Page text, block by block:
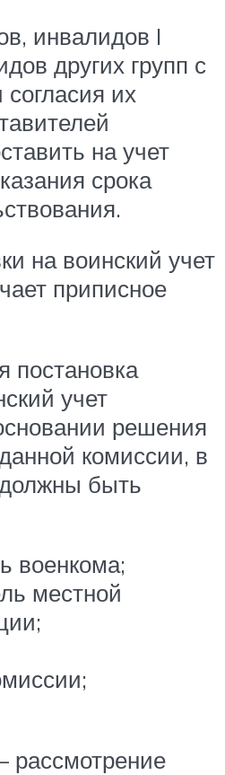
инвалидов I
других групп с
согласия их
на учет
срока
на воинский учет
приписное
постановка
учет
решения
комиссии, в
должны быть
военкома;
местной
рассмотрение